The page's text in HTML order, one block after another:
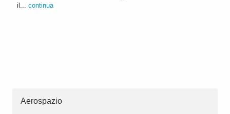
il... continua
Aerospazio